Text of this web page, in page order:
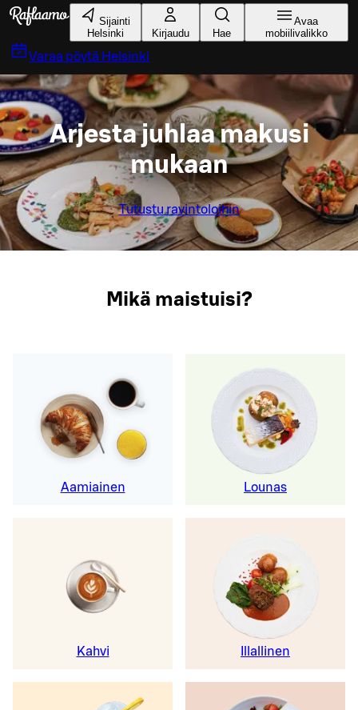
Siirry pääsisältöön
Sijainti
Helsinki
Kirjaudu Hae
Avaa
mobiilivalikko
Varaa pöytä Helsinki
Arjesta juhlaa makusi
mukaan
Tutustu ravintoloihin
Mikä maistuisi?
Aamiainen Lounas
Kahvi Illallinen